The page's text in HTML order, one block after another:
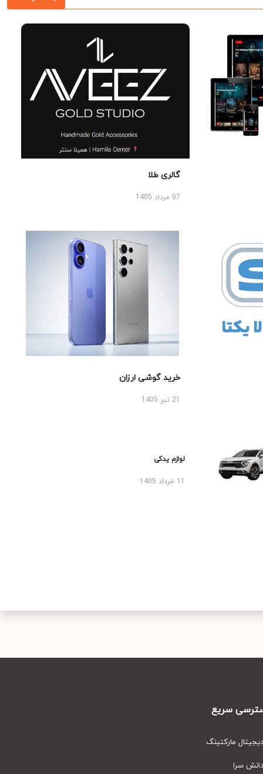
گالری طلا
07 مرداد 1405
خرید گوشی ارزان
لوازم یدکی
سریع
مارکتینگ
سرا